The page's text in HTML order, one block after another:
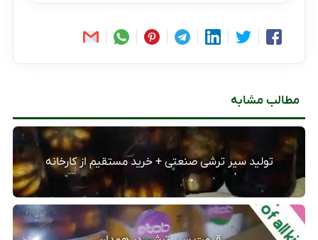
مطالب مشابه
تولید سیر ترشی صنعتی + خرید مستقیم از کارخانه